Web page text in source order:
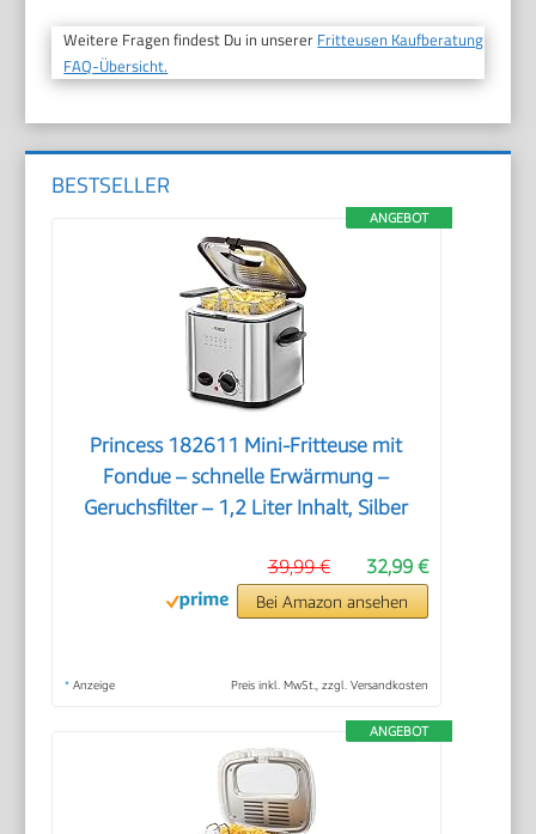
Weitere Fragen findest Du in unserer Fritteusen Kaufberatung
FAQ-Übersicht.
BESTSELLER
ANGEBOT
Princess 182611 Mini-Fritteuse mit
Fondue – schnelle Erwärmung –
Geruchsfilter – 1,2 Liter Inhalt, Silber
32,99 €
39,99 €
Bei Amazon ansehen
* Anzeige Preis inkl. MwSt., zzgl. Versandkosten
ANGEBOT